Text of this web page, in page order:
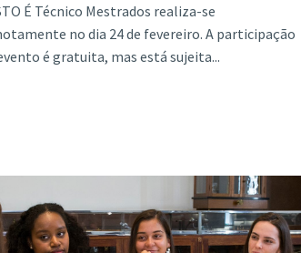
É Técnico Mestrados realiza-se
no dia 24 de fevereiro. A participação
é gratuita, mas está sujeita...